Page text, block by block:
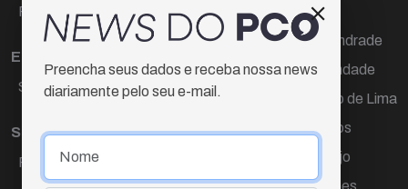
Paulo Cesar de Oliveira
Editora Chefe
Sueli Cotta
Sub-editora
Raquel Ayres
Décio Freire
Dr Marcos Andrade
Hamilton Trindade
Igor Carvalho de Lima
Mario Campos
Renata Araújo
Wagner Gomes
Preencha seus dados e receba nossa news
diariamente pelo seu e-mail.